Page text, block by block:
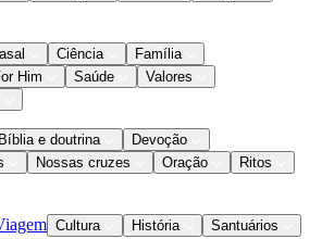
Ciência
Família
Him
Saúde
Valores
Bíblia e doutrina
Devoção
Nossas cruzes Oração
Ritos
Cultura História
Santuários